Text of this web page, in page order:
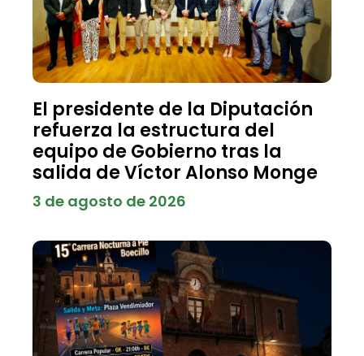
El presidente de la Diputación
refuerza la estructura del
equipo de Gobierno tras la
salida de Víctor Alonso Monge
3 de agosto de 2026